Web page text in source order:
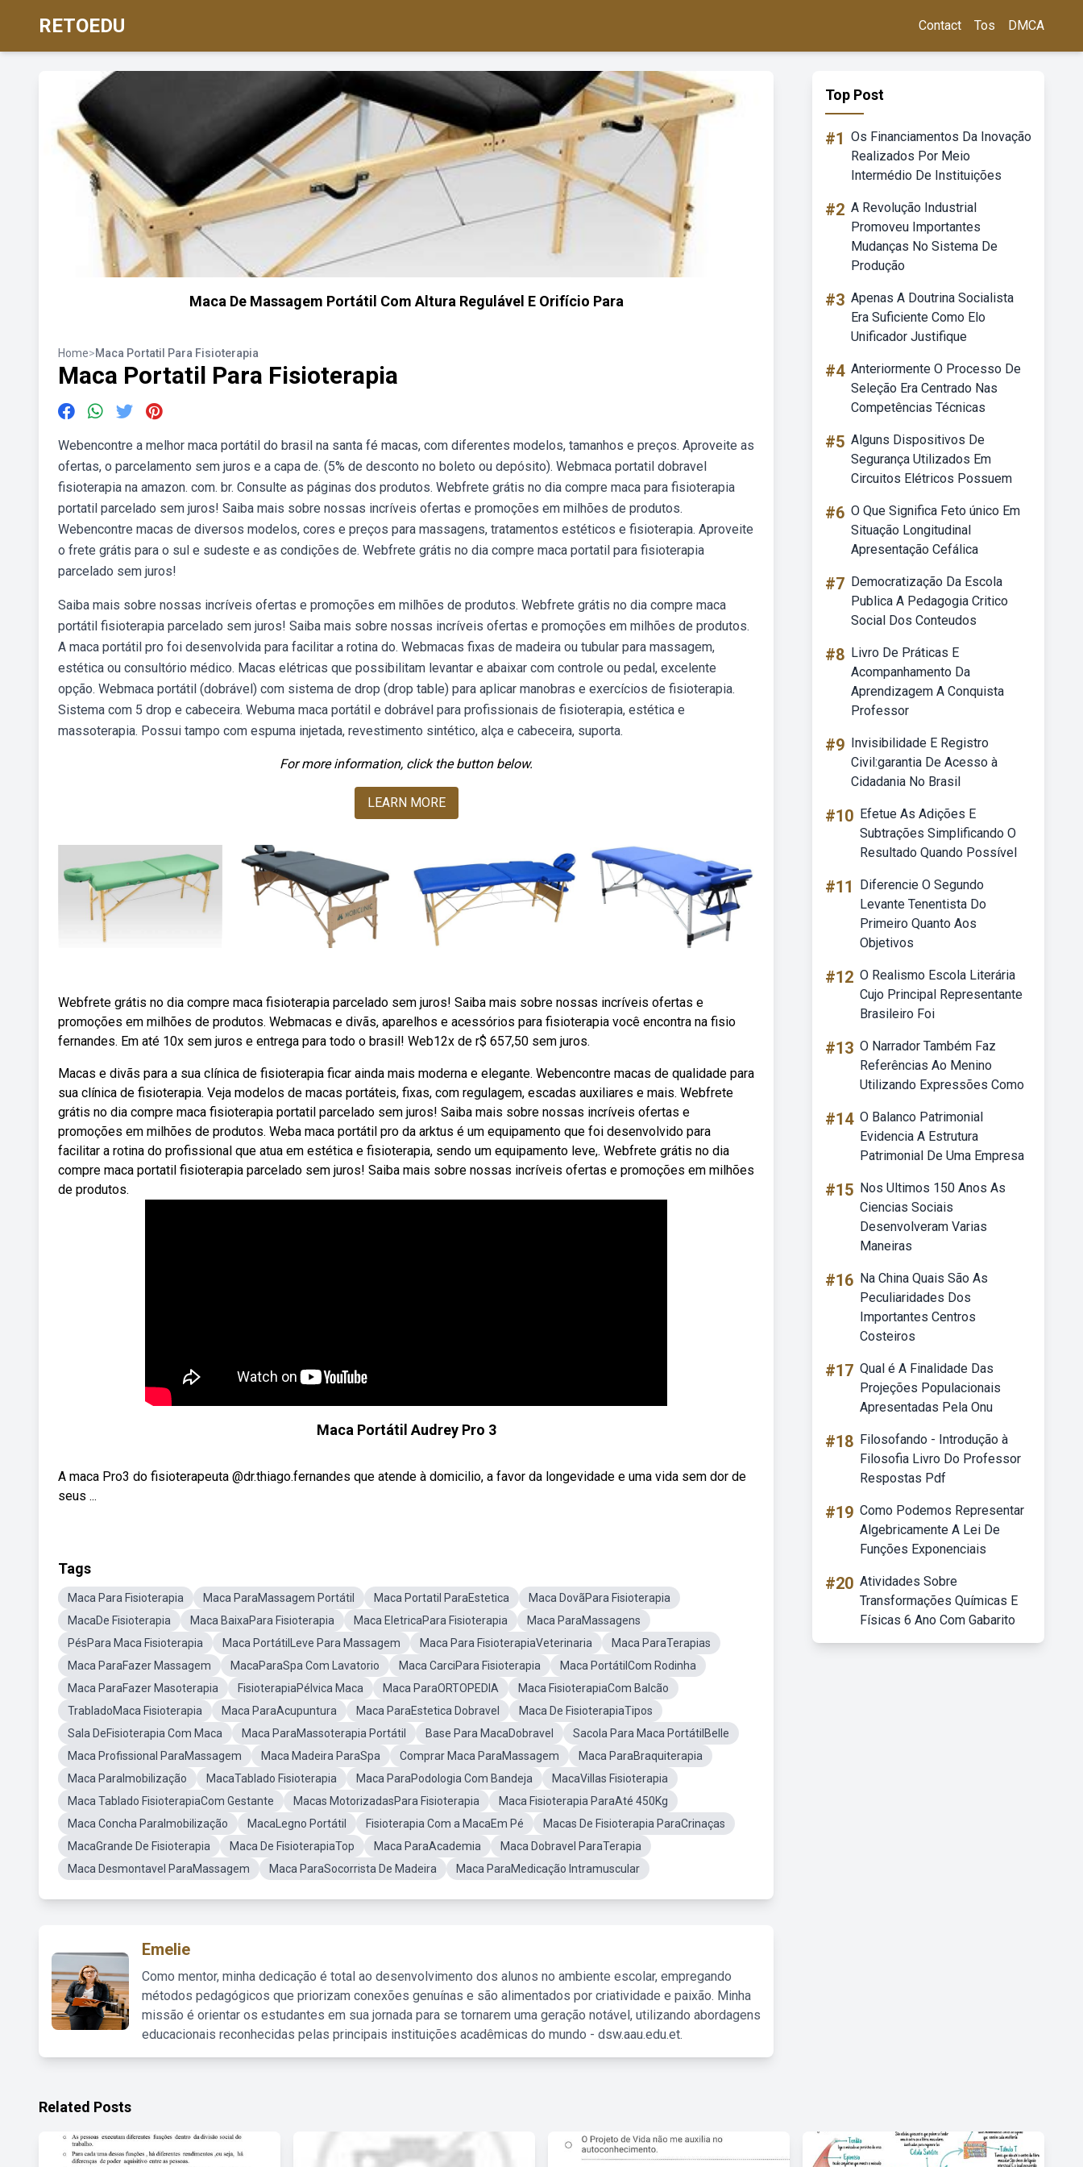
RETOEDU Contact Tos DMCA
Maca De Massagem Portátil Com Altura Regulável E Orifício Para
Home>Maca Portatil Para Fisioterapia
Maca Portatil Para Fisioterapia
Webencontre a melhor maca portátil do brasil na santa fé macas, com diferentes modelos, tamanhos e preços. Aproveite as
ofertas, o parcelamento sem juros e a capa de. (5% de desconto no boleto ou depósito). Webmaca portatil dobravel
fisioterapia na amazon. com. br. Consulte as páginas dos produtos. Webfrete grátis no dia compre maca para fisioterapia
portatil parcelado sem juros! Saiba mais sobre nossas incríveis ofertas e promoções em milhões de produtos.
Webencontre macas de diversos modelos, cores e preços para massagens, tratamentos estéticos e fisioterapia. Aproveite
o frete grátis para o sul e sudeste e as condições de. Webfrete grátis no dia compre maca portatil para fisioterapia
parcelado sem juros!
Saiba mais sobre nossas incríveis ofertas e promoções em milhões de produtos. Webfrete grátis no dia compre maca
portátil fisioterapia parcelado sem juros! Saiba mais sobre nossas incríveis ofertas e promoções em milhões de produtos.
A maca portátil pro foi desenvolvida para facilitar a rotina do. Webmacas fixas de madeira ou tubular para massagem,
estética ou consultório médico. Macas elétricas que possibilitam levantar e abaixar com controle ou pedal, excelente
opção. Webmaca portátil (dobrável) com sistema de drop (drop table) para aplicar manobras e exercícios de fisioterapia.
Sistema com 5 drop e cabeceira. Webuma maca portátil e dobrável para profissionais de fisioterapia, estética e
massoterapia. Possui tampo com espuma injetada, revestimento sintético, alça e cabeceira, suporta.
For more information, click the button below.
LEARN MORE
Webfrete grátis no dia compre maca fisioterapia parcelado sem juros! Saiba mais sobre nossas incríveis ofertas e
promoções em milhões de produtos. Webmacas e divãs, aparelhos e acessórios para fisioterapia você encontra na fisio
fernandes. Em até 10x sem juros e entrega para todo o brasil! Web12x de r$ 657,50 sem juros.
Macas e divãs para a sua clínica de fisioterapia ficar ainda mais moderna e elegante. Webencontre macas de qualidade para
sua clínica de fisioterapia. Veja modelos de macas portáteis, fixas, com regulagem, escadas auxiliares e mais. Webfrete
grátis no dia compre maca fisioterapia portatil parcelado sem juros! Saiba mais sobre nossas incríveis ofertas e
promoções em milhões de produtos. Weba maca portátil pro da arktus é um equipamento que foi desenvolvido para
facilitar a rotina do profissional que atua em estética e fisioterapia, sendo um equipamento leve,. Webfrete grátis no dia
compre maca portatil fisioterapia parcelado sem juros! Saiba mais sobre nossas incríveis ofertas e promoções em milhões
de produtos.
Maca Portátil Audrey Pro 3
A maca Pro3 do fisioterapeuta @dr.thiago.fernandes que atende à domicilio, a favor da longevidade e uma vida sem dor de
seus ...
Tags
Maca Para Fisioterapia Maca ParaMassagem Portátil Maca Portatil ParaEstetica
Maca DovãPara Fisioterapia
MacaDe Fisioterapia
Maca BaixaPara Fisioterapia Maca EletricaPara Fisioterapia
Maca ParaMassagens
PésPara Maca Fisioterapia
Maca PortátilLeve Para Massagem Maca Para FisioterapiaVeterinaria
Maca ParaTerapias
Maca ParaFazer Massagem
MacaParaSpa Com Lavatorio Maca CarciPara Fisioterapia
Maca PortátilCom Rodinha
Maca ParaFazer Masoterapia
FisioterapiaPélvica Maca Maca ParaORTOPEDIA
Maca FisioterapiaCom Balcão
TrabladoMaca Fisioterapia
Maca ParaAcupuntura Maca ParaEstetica Dobravel
Maca De FisioterapiaTipos
Sala DeFisioterapia Com Maca
Maca ParaMassoterapia Portátil Base Para MacaDobravel
Sacola Para Maca PortátilBelle
Maca Profissional ParaMassagem
Maca Madeira ParaSpa Comprar Maca ParaMassagem
Maca ParaBraquiterapia
Maca ParaImobilização
MacaTablado Fisioterapia Maca ParaPodologia Com Bandeja
MacaVillas Fisioterapia
Maca Tablado FisioterapiaCom Gestante
Macas MotorizadasPara Fisioterapia
Maca Fisioterapia ParaAté 450Kg
Maca Concha ParaImobilização
MacaLegno Portátil Fisioterapia Com a MacaEm Pé
Macas De Fisioterapia ParaCrinaças
MacaGrande De Fisioterapia
Maca De FisioterapiaTop Maca ParaAcademia
Maca Dobravel ParaTerapia
Maca Desmontavel ParaMassagem
Maca ParaSocorrista De Madeira Maca ParaMedicação Intramuscular
Emelie
Como mentor, minha dedicação é total ao desenvolvimento dos alunos no ambiente escolar, empregando
métodos pedagógicos que priorizam conexões genuínas e são alimentados por criatividade e paixão. Minha
missão é orientar os estudantes em sua jornada para se tornarem uma geração notável, utilizando abordagens
educacionais reconhecidas pelas principais instituições acadêmicas do mundo - dsw.aau.edu.et.
Top Post
#1 Os Financiamentos Da Inovação
Realizados Por Meio
Intermédio De Instituições
#2 A Revolução Industrial
Promoveu Importantes
Mudanças No Sistema De
Produção
#3 Apenas A Doutrina Socialista
Era Suficiente Como Elo
Unificador Justifique
#4 Anteriormente O Processo De
Seleção Era Centrado Nas
Competências Técnicas
#5 Alguns Dispositivos De
Segurança Utilizados Em
Circuitos Elétricos Possuem
#6 O Que Significa Feto único Em
Situação Longitudinal
Apresentação Cefálica
#7 Democratização Da Escola
Publica A Pedagogia Critico
Social Dos Conteudos
#8 Livro De Práticas E
Acompanhamento Da
Aprendizagem A Conquista
Professor
#9 Invisibilidade E Registro
Civil:garantia De Acesso à
Cidadania No Brasil
#10 Efetue As Adições E
Subtrações Simplificando O
Resultado Quando Possível
#11
Diferencie O Segundo
Levante Tenentista Do
Primeiro Quanto Aos
Objetivos
#12 O Realismo Escola Literária
Cujo Principal Representante
Brasileiro Foi
#13 O Narrador Também Faz
Referências Ao Menino
Utilizando Expressões Como
#14 O Balanco Patrimonial
Evidencia A Estrutura
Patrimonial De Uma Empresa
#15 Nos Ultimos 150 Anos As
Ciencias Sociais
Desenvolveram Varias
Maneiras
#16 Na China Quais São As
Peculiaridades Dos
Importantes Centros
Costeiros
#17 Qual é A Finalidade Das
Projeções Populacionais
Apresentadas Pela Onu
#18 Filosofando - Introdução à
Filosofia Livro Do Professor
Respostas Pdf
#19 Como Podemos Representar
Algebricamente A Lei De
Funções Exponenciais
#20 Atividades Sobre
Transformações Químicas E
Físicas 6 Ano Com Gabarito
Related Posts